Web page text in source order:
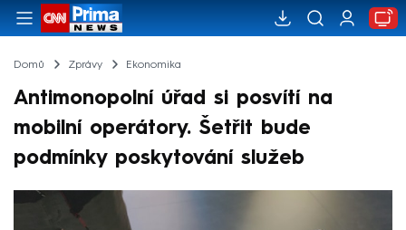
Domů Zprávy Ekonomika
Antimonopolní úřad si posvítí na
mobilní operátory. Šetřit bude
podmínky poskytování služeb